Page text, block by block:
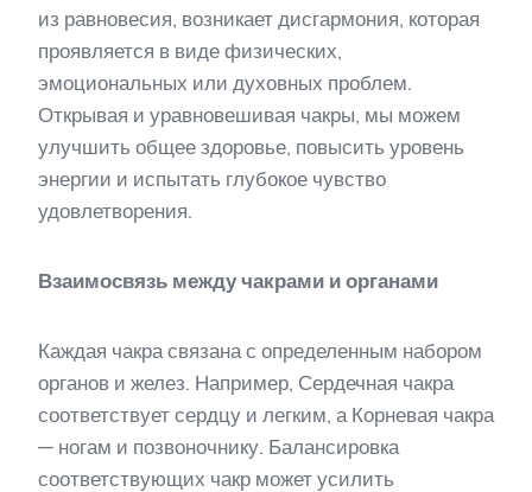
из равновесия, возникает дисгармония, которая
проявляется в виде физических,
эмоциональных или духовных проблем.
Открывая и уравновешивая чакры, мы можем
улучшить общее здоровье, повысить уровень
энергии и испытать глубокое чувство
удовлетворения.
Взаимосвязь между чакрами и органами
Каждая чакра связана с определенным набором
органов и желез. Например, Сердечная чакра
соответствует сердцу и легким, а Корневая чакра
— ногам и позвоночнику. Балансировка
соответствующих чакр может усилить